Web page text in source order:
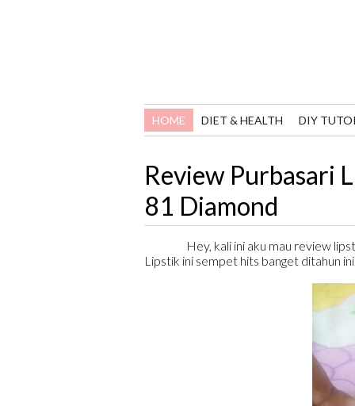
HOME DIET & HEALTH DIY
Review Purbasari
81 Diamond
Hey, kali ini aku mau review
Lipstik ini sempet hits banget ditahun